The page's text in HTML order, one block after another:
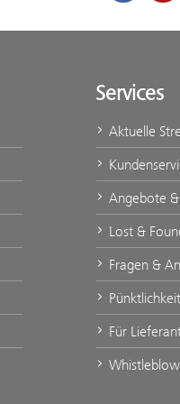
Services
Aktuelle
Angebote
Lost &
Fragen &
Für